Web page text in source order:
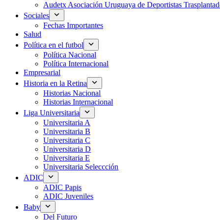
Audetx Asociación Uruguaya de Deportistas
Sociales
Fechas Importantes
Salud
Política en el futbol
Política Nacional
Política Internacional
Empresarial
Historia en la Retina
Historias Nacional
Historias Internacional
Liga Universitaria
Universitaria A
Universitaria B
Universitaria C
Universitaria D
Universitaria E
Universitaria Seleccción
ADIC
ADIC Papis
ADIC Juveniles
Baby
Del Futuro